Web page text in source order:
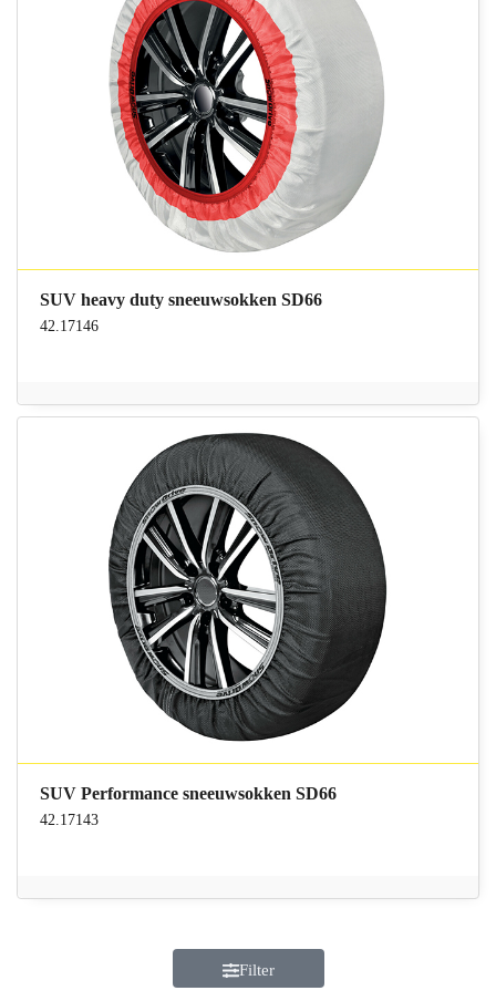
SUV heavy duty sneeuwsokken SD66
42.17146
SUV Performance sneeuwsokken SD66
42.17143
Filter